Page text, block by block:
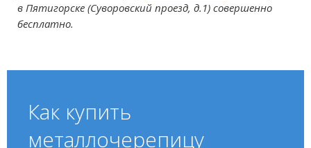
в Пятигорске (Суворовский проезд, д.1) совершенно
бесплатно.
Как купить
металлочерепицу